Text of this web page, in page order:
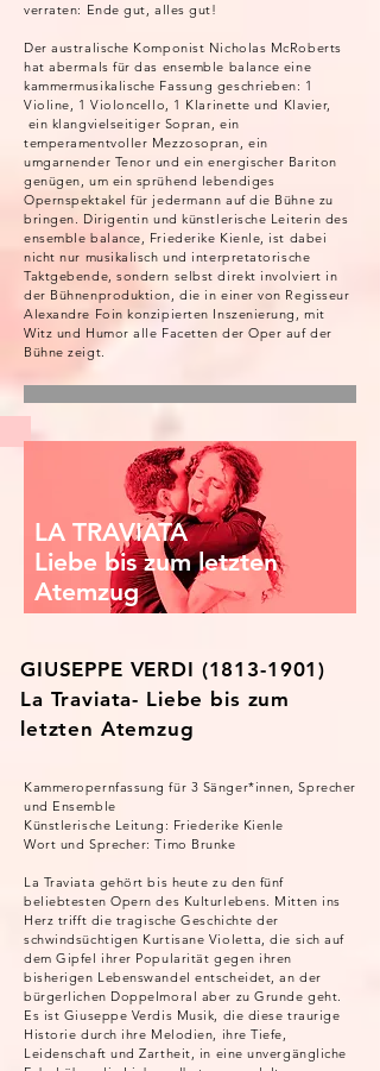
verraten: Ende gut, alles gut!
Der australische Komponist Nicholas McRoberts
hat abermals für das ensemble balance eine
kammermusikalische Fassung geschrieben: 1
Violine, 1 Violoncello, 1 Klarinette und Klavier,
ein klangvielseitiger Sopran, ein
temperamentvoller Mezzosopran, ein
umgarnender Tenor und ein energischer Bariton
genügen, um ein sprühend lebendiges
Opernspektakel für jedermann auf die Bühne zu
bringen. Dirigentin und künstlerische Leiterin des
ensemble balance, Friederike Kienle, ist dabei
nicht nur musikalisch und interpretatorische
Taktgebende, sondern selbst direkt involviert in
der Bühnenproduktion, die in einer von Regisseur
Alexandre Foin konzipierten Inszenierung, mit
Witz und Humor alle Facetten der Oper auf der
Bühne zeigt.
LA TRAVIATA
Liebe bis zum letzten
Atemzug
GIUSEPPE VERDI (1813-1901)
La Traviata- Liebe bis zum
letzten Atemzug
Kammeropernfassung für 3 Sänger*innen, Sprecher
und Ensemble
Künstlerische Leitung: Friederike Kienle
Wort und Sprecher: Timo Brunke
La Traviata gehört bis heute zu den fünf
beliebtesten Opern des Kulturlebens. Mitten ins
Herz trifft die tragische Geschichte der
schwindsüchtigen Kurtisane Violetta, die sich auf
dem Gipfel ihrer Popularität gegen ihren
bisherigen Lebenswandel entscheidet, an der
bürgerlichen Doppelmoral aber zu Grunde geht.
Es ist Giuseppe Verdis Musik, die diese traurige
Historie durch ihre Melodien, ihre Tiefe,
Leidenschaft und Zartheit, in eine unvergängliche